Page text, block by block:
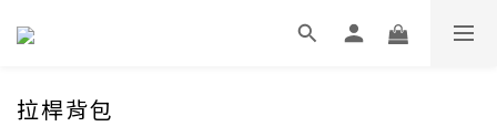
拉桿背包